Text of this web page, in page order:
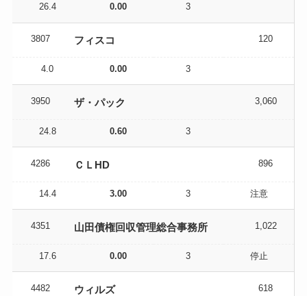
26.4 0.00 3
3807 フィスコ 120
4.0 0.00 3
3950 ザ・パック 3,060
24.8 0.60 3
4286 ＣＬHD 896
14.4 3.00 3 注意
4351 山田債権回収管理総合事務所 1,022
17.6 0.00 3 停止
4482 ウィルズ 618